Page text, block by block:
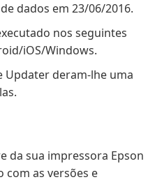
dados em 23/06/2016.
nos seguintes
iOS/Windows.
Updater deram-lhe uma
da sua impressora Epson
com as versões e